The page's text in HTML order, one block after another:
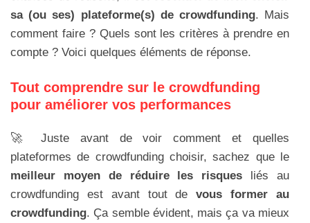
sa (ou ses) plateforme(s) de crowdfunding. Mais
comment faire ? Quels sont les critères à prendre en
compte ? Voici quelques éléments de réponse.
Tout comprendre sur le crowdfunding
pour améliorer vos performances
🚀 Juste avant de voir comment et quelles
plateformes de crowdfunding choisir, sachez que le
meilleur moyen de réduire les risques liés au
crowdfunding est avant tout devous former au
crowdfunding. Ça semble évident, mais ça va mieux